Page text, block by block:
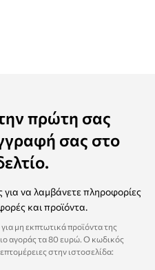
πρώτη σας
σας στο
για να λαμβάνετε πληροφορίες
και προϊόντα.
μη εκπτωτικά προϊόντα της
αγοράς τα 80 ευρώ. Ο κωδικός
στην ιστοσελίδα: